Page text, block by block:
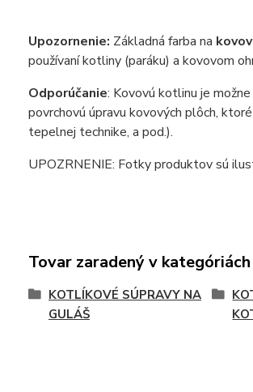
Upozornenie: Základná farba na
používaní kotliny (paráku) a kovovom
Odporúčanie: Kovovú kotlinu je
povrchovú úpravu kovových plôch,
tepelnej technike, a pod.).
UPOZRNENIE: Fotky produktov sú
Tovar zaradený v kategóriách
KOTLÍKOVÉ SÚPRAVY NA
GULÁŠ